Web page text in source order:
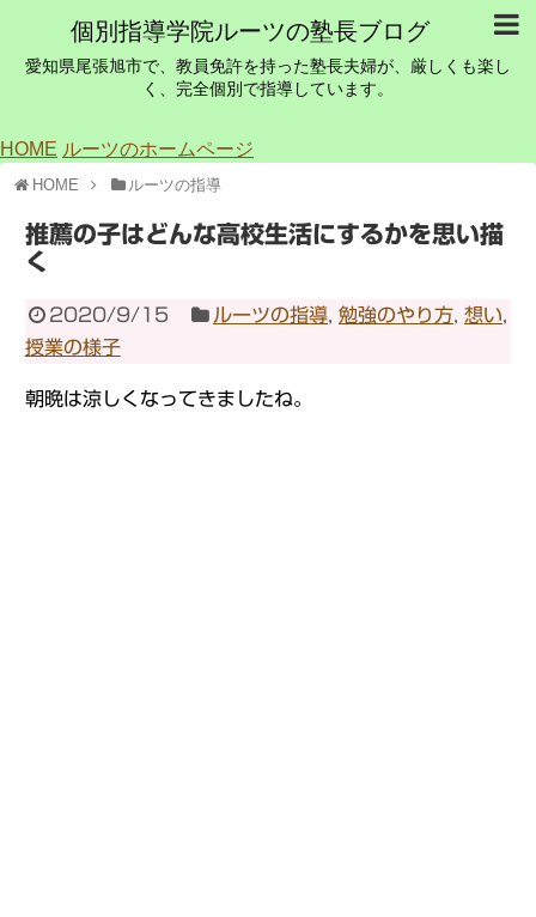
個別指導学院ルーツの塾長ブログ
愛知県尾張旭市で、教員免許を持った塾長夫婦が、厳しくも楽し
く、完全個別で指導しています。
HOME ルーツのホームページ
HOME ルーツの指導
推薦の子はどんな高校生活にするかを思い描
く
2020/9/15 ルーツの指導 ,勉強のやり方 ,想い
授業の様子
朝晩は涼しくなってきましたね。